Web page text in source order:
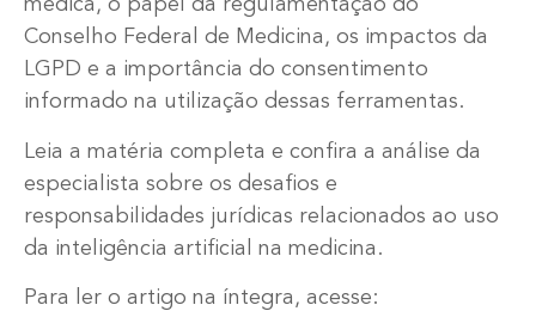
médica, o papel da regulamentação do
Conselho Federal de Medicina, os impactos da
LGPD e a importância do consentimento
informado na utilização dessas ferramentas.
Leia a matéria completa e confira a análise da
especialista sobre os desafios e
responsabilidades jurídicas relacionados ao uso
da inteligência artificial na medicina.
Para ler o artigo na íntegra, acesse: